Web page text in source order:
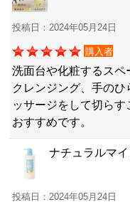
投稿日：2024年05月24日
購入者
洗面台や化粧するス
クレンジング、手の
ッサージをして切らす
おすすめです。
ナチュラルマ
投稿日：2024年05月24日